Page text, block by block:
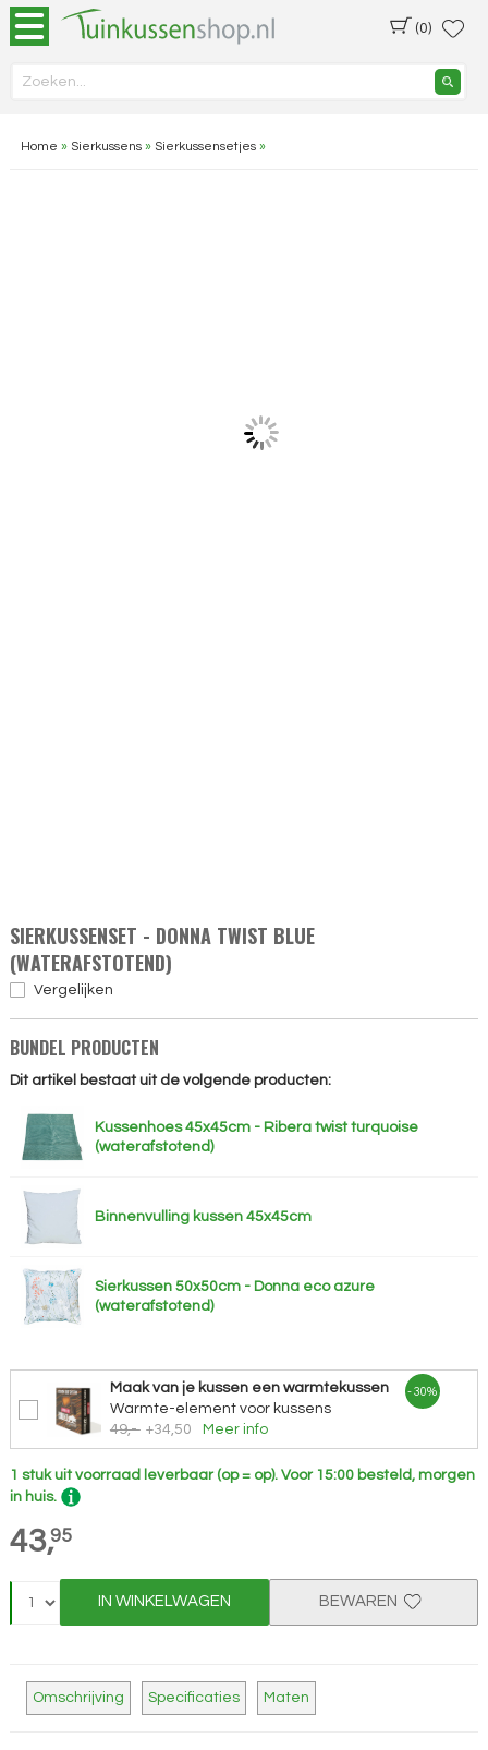
(0)
Home » Sierkussens» Sierkussensetjes»
SIERKUSSENSET - DONNA TWIST BLUE
(WATERAFSTOTEND)
Vergelijken
BUNDEL PRODUCTEN
Dit artikel bestaat uit de volgende producten:
Kussenhoes 45x45cm - Ribera twist turquoise
(waterafstotend)
Binnenvulling kussen 45x45cm
Sierkussen 50x50cm - Donna eco azure
(waterafstotend)
Maak van je kussen een warmtekussen
Warmte-element voor kussens
49,- +34,50 Meer info
- 30%
1 stuk uit voorraad leverbaar (op = op). Voor 15:00 besteld, morgen
in huis.
43,95
IN WINKELWAGEN BEWAREN
Omschrijving Specificaties Maten